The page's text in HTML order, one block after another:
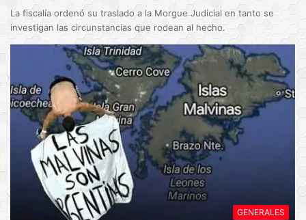
La fiscalía ordenó su traslado a la Morgue Judicial en tanto se
investigan las circunstancias que rodean al hecho.
GENERALES